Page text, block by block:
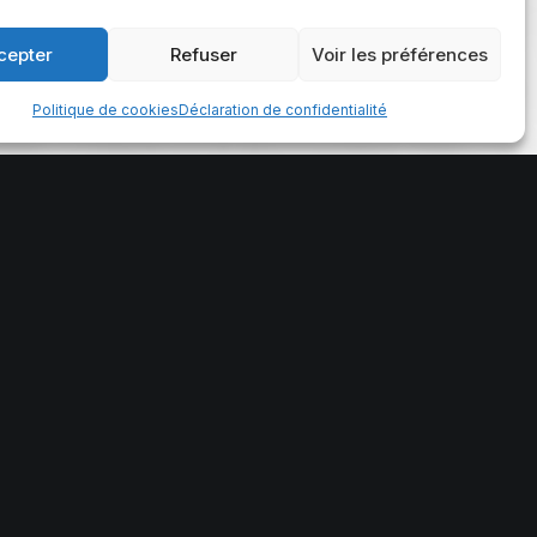
Refuser Voir les préférences
Politique de cookiesDéclaration de confidentialité